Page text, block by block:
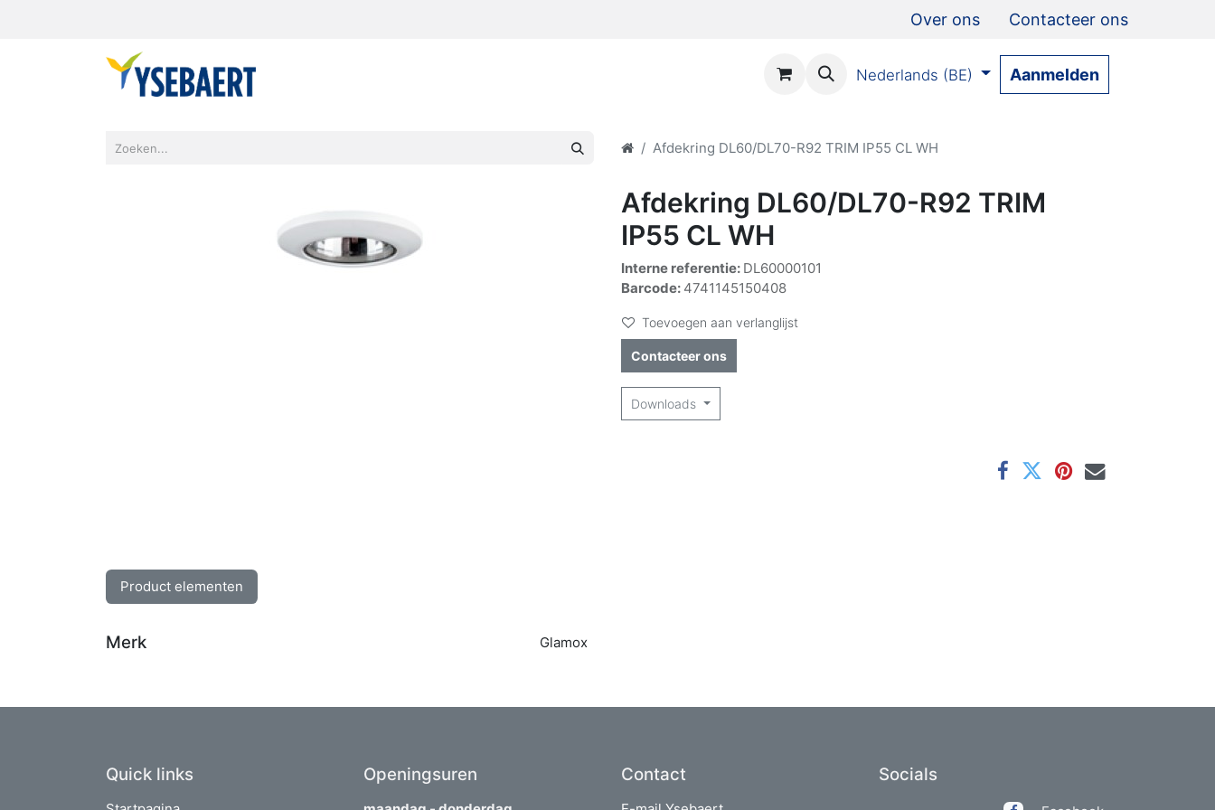
Over ons Contacteer ons
Nederlands (BE) Aanmelden
Afdekring DL60/DL70-R92 TRIM IP55 CL WH
Afdekring DL60/DL70-R92 TRIM
IP55 CL WH
Interne referentie: DL60000101
Barcode: 4741145150408
Toevoegen aan verlanglijst
Contacteer ons
Downloads
Product elementen
Merk Glamox
Quick links Openingsuren Contact Socials